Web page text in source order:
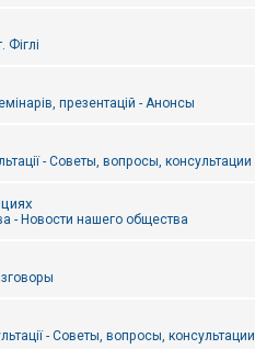
Фіглі
презентацій - Анонсы
- Советы, вопросы, консультации
- Новости нашего общества
- Советы, вопросы, консультации